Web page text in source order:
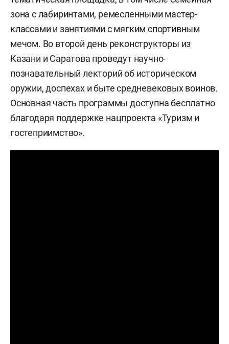
зона с лабиринтами, ремесленными мастер-
классами и занятиями с мягким спортивным
мечом. Во второй день реконструкторы из
Казани и Саратова проведут научно-
познавательный лекторий об историческом
оружии, доспехах и быте средневековых воинов.
Основная часть программы доступна бесплатно
благодаря поддержке нацпроекта «Туризм и
гостеприимство».